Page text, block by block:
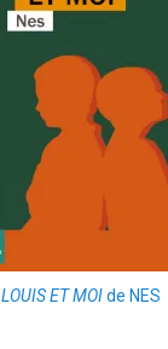
LOUIS ET MOIde NES